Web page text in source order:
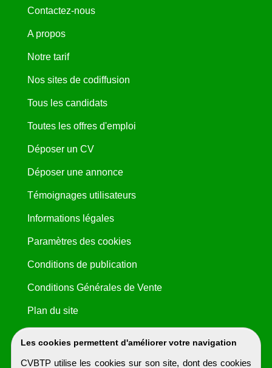
Les cookies permettent d'améliorer votre navigation
CVBTP utilise les cookies sur son site, dont des cookies
Contactez-nous
A propos
Notre tarif
Nos sites de codiffusion
Tous les candidats
Toutes les offres d'emploi
Déposer un CV
Déposer une annonce
Témoignages utilisateurs
Informations légales
Paramètres des cookies
Conditions de publication
Conditions Générales de Vente
Plan du site